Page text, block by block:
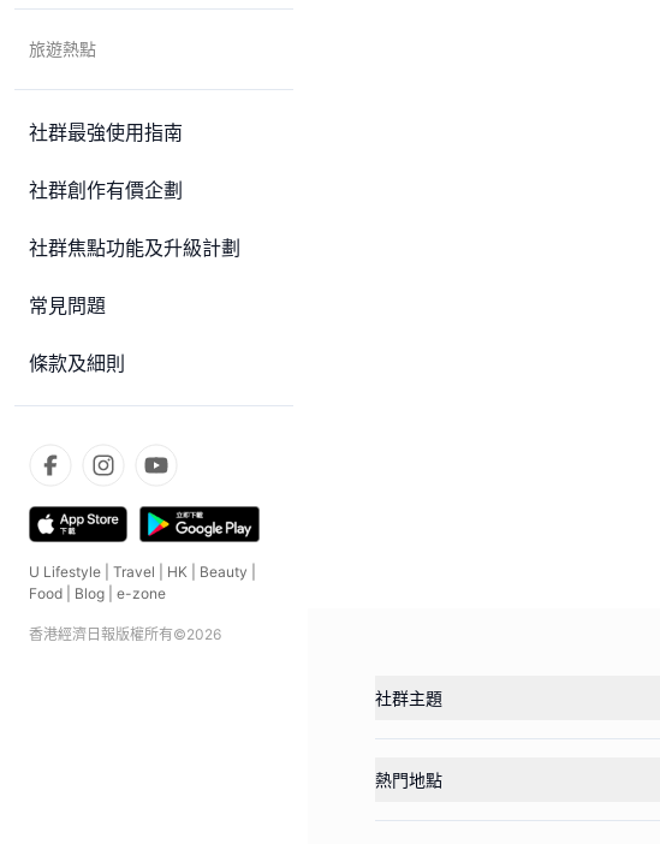
旅遊熱點
社群最強使用指南
社群創作有價企劃
社群焦點功能及升級計劃
常見問題
條款及細則
U Lifestyle Travel HK Beauty
Food
Blog e-zone
香港經濟日報版權所有©2026
社群主題
熱門地點